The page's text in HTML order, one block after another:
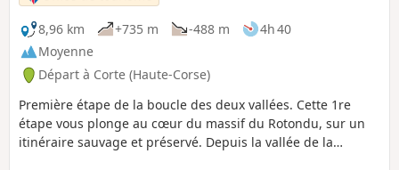
vallée de la Restonica n'est plus
accessible en voiture ! Le départ se
trouve désormais au dernier arrêt
desservi par la navette.(Pont de
Frasseta)
8,96 km
+735 m -488 m
4h 40
Moyenne
Départ à Corte (Haute-Corse)
Première étape de la boucle des deux vallées. Cette 1re
étape vous plonge au cœur du massif du Rotondu, sur un
itinéraire sauvage et préservé. Depuis la vallée de la